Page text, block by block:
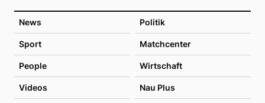
News Politik
Sport Matchcenter
People Wirtschaft
Videos Nau Plus